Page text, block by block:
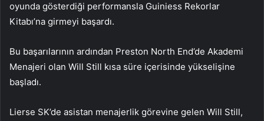
oyunda gösterdiği performansla Guiniess Rekorlar
Kitabı’na girmeyi başardı.
Bu başarılarının ardından Preston North End’de Akademi
Menajeri olan Will Still kısa süre içerisinde yükselişine
başladı.
Lierse SK’de asistan menajerlik görevine gelen Will Still,